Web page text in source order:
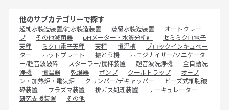
他のサブカテゴリーで探す
超純水製造装置/純水製造装置 蒸留水製造装置
オートクレー
ブ
その他滅菌器 pHメーター・水質分析計
セミミクロ電子
天秤
ミクロ電子天秤 天秤 恒温槽
ブロックインキュベー
ター
ホットプレート 振とう機
ホモジナイザー/ソニケータ
ー/超音波破砕
スターラー/撹拌装置 超音波洗浄機
全自動洗
浄機
恒温器 乾燥器 ポンプ クールトラップ
オーブ
ン・加熱炉・電気炉
クリンパー/デキャッパー
ビーズ式細胞破
砕装置
プラズマ装置 排ガス処理装置
サーキュレーター
研究支援装置
その他